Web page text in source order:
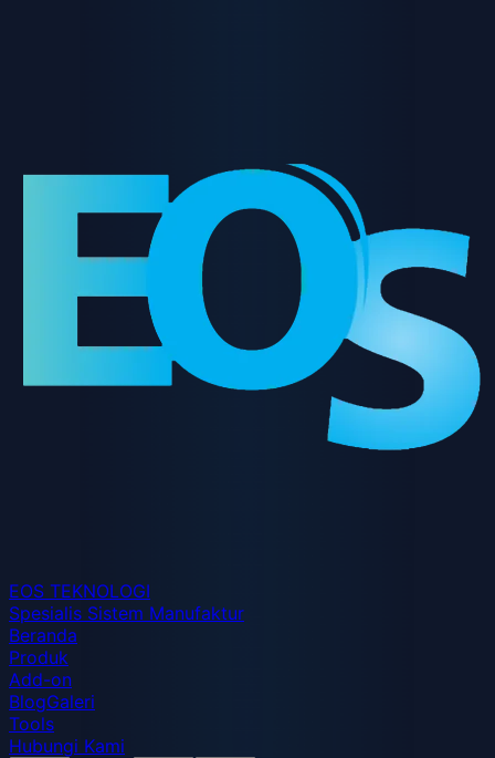
EOS TEKNOLOGI
Spesialis Sistem Manufaktur
Beranda
Produk
Add-on
BlogGaleri
Tools
Hubungi Kami